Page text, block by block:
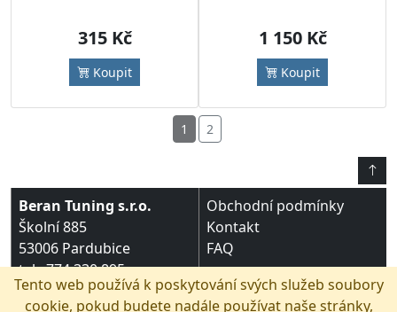
315 Kč
Koupit
1 150 Kč
Koupit
1 2
Beran Tuning s.r.o.
Školní 885
53006 Pardubice
tel.: 774 330 895
e-mail:
Obchodní podmínky
Kontakt
FAQ
Služby
Tento web používá k poskytování svých služeb soubory
cookie, pokud budete nadále používat naše stránky,